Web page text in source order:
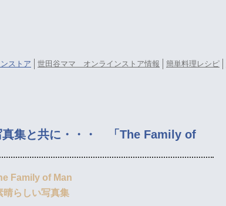
ストア 世田谷ママ オンラインストア情報 簡単料理レシピ
集と共に・・・ 「The Family of
Family of Man
晴らしい写真集